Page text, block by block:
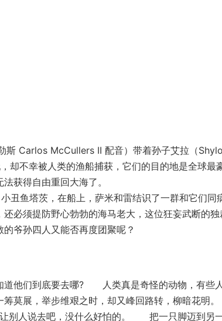
Carlos McCullers II 配音）带着孙子艾拉（
不幸被人类的渔船捕获，它们的目的地是全球最
获得自由重回大海了。
鱼塔茨，在船上，萨米和雷结识了一群和它们同
必须提防野心勃勃的海马老大，这位狂妄武断的独
爷孙四人又能否再度团聚呢？
们到底要去哪? 人类真是奇怪的动物，有些
莫展，举步维艰之时，却又峰回路转，柳暗花
别人说去吧，没什么好怕的。 把一只脚迈到另